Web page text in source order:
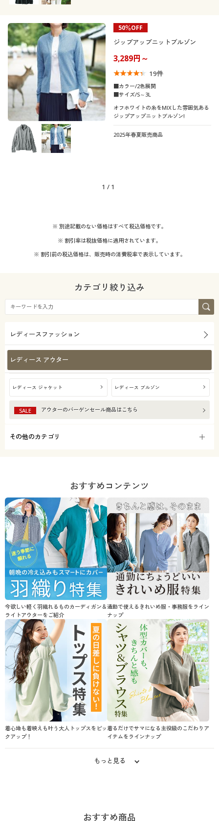
お気に入り
サポート
ご利用ガイド
よくある質問とお問い合わせ
ナイロン
ウール デニム
ガーゼ フリース
ツイード リネン・麻
ファー・エコファー レース
コーデュロイ
ストレッチ 冷感・涼感
レギュラー
シーズン
夏 ～ 円 絞込
50％OFF
ジップアップニットブルゾン
3,289円～
19件
■カラー/2色展開
■サイズ/S～3L
オフホワイトの糸をMIXした雰囲気ある
ジップアップニットブルゾン!
2025年春夏販売商品
1 / 1
※ 別途記載のない価格はすべて税込価格です。
※ 割引率は税抜価格に適用されています。
※ 割引前の税込価格は、販売時の消費税率で表示しています。
カテゴリ絞り込み
レディースファッション
レディース アウター
レディース ジャケット レディース ブルゾン
SALE アウターのバーゲンセール商品はこちら
その他のカテゴリ
おすすめコンテンツ
今欲しい軽く羽織れるものカーディガン＆
ライトアウターをご紹介
通勤で使えるきれいめ服・事務服をライン
ナップ
着心地も着映えも叶う大人トップスをピッ
クアップ！
着るだけでサマになる主役級のこだわりア
イテムをラインナップ
もっと見る
おすすめ商品